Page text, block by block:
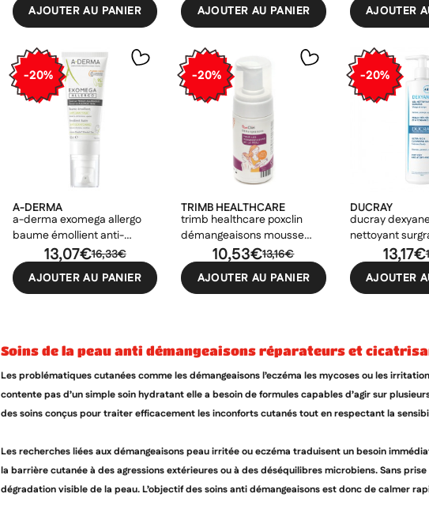
AJOUTER AU PANIER AJOUTER AU PANIER AJOUTER
-20%
A-DERMA
a-derma exomega allergo
baume émollient anti-
grattage 40ml 16,33€
13,07€
AJOUTER AU PANIER
-20%
TRIMB HEALTHCARE
trimb healthcare poxclin
démangeaisons mousse
13,16€
10,53€
AJOUTER AU PANIER
-20%
DUCRAY
ducray
nettoyant
13,17€
AJOUTER
soins de la peau anti démangeaisons réparateurs et
Les problématiques cutanées comme les démangeaisons l’eczéma les mycoses ou les
contente pas d’un simple soin hydratant elle a besoin de formules capables d’agir sur
des soins conçus pour traiter efficacement les inconforts cutanés tout en respectant la
Les recherches liées aux démangeaisons peau irritée ou eczéma traduisent un besoin
la barrière cutanée à des agressions extérieures ou à des déséquilibres microbiens. Sans
dégradation visible de la peau. L’objectif des soins anti démangeaisons est donc de calmer